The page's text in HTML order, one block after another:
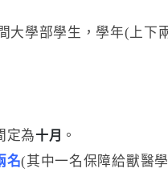
學部學生，學年(上下
定為十月 。
名(其中一名保障給獸醫